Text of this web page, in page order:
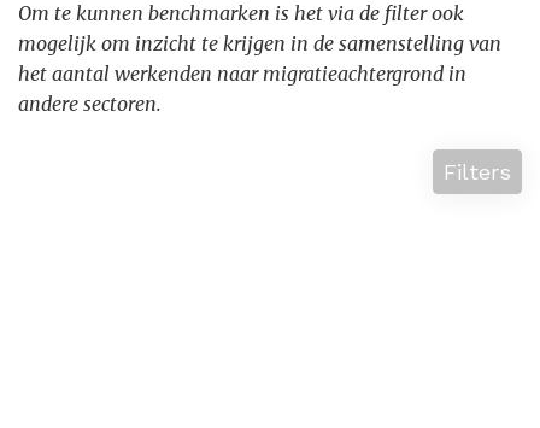
Om te kunnen benchmarken is het via de filter ook
mogelijk om inzicht te krijgen in de samenstelling van
het aantal werkenden naar migratieachtergrond in
andere sectoren.
Filters